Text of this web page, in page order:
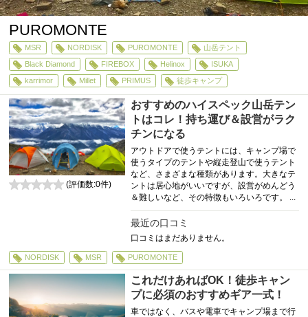
PUROMONTE
MSR NORDISK PUROMONTE
山岳テント
Black Diamond
FIREBOX Helinox
ISUKA
karrimor
Millet PRIMUS 徒歩キャンプ
おすすめのハイスペック山岳テン
トはコレ！持ち運び＆設営がラク
チンになる
アウトドアで使うテントには、キャンプ場で
使うタイプのテントや縦走登山で使うテント
など、さまざまな種類があります。大きなテ
ントは居心地がいいですが、設営がめんどう
＆難しいなど、その特徴もいろいろです。 ...
最近の口コミ
口コミはまだありません。
(評価数:0件)
NORDISK MSR PUROMONTE
これだけあればOK！徒歩キャン
プに必須のおすすめギア一式！
車ではなく、バスや電車でキャンプ場まで行